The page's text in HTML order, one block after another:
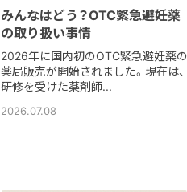
みんなはどう？OTC緊急避妊薬
の取り扱い事情
2026年に国内初のOTC緊急避妊薬の
薬局販売が開始されました。現在は、
研修を受けた薬剤師...
2026.07.08